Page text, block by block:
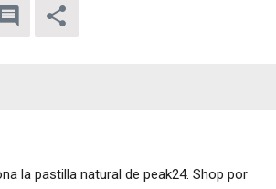
la pastilla natural de peak24. Shop por